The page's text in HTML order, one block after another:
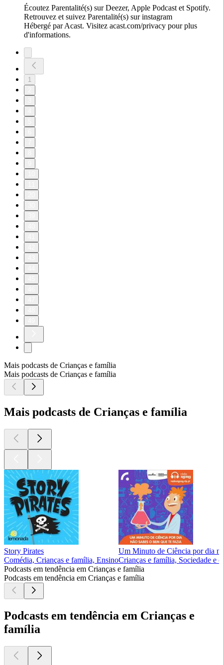
Écoutez Parentalité(s) sur Deezer, Apple Podcast et Spotify.
Retrouvez et suivez Parentalité(s) sur instagram
Hébergé par Acast. Visitez acast.com/privacy pour plus
d'informations.
1
Mais podcasts de Crianças e família
Mais podcasts de Crianças e família
Mais podcasts de Crianças e família
Story Pirates
Comédia, Crianças e família, Ensino
Um Minuto de Ciência por dia
Crianças e família, Sociedade e
Podcasts em tendência em Crianças e família
Podcasts em tendência em Crianças e família
Podcasts em tendência em Crianças e
família